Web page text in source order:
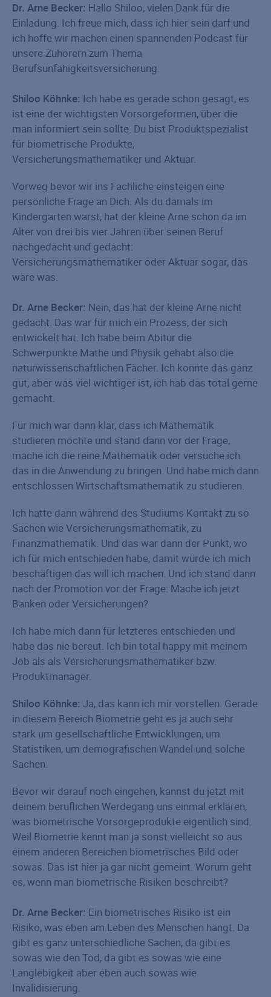
Dr. Arne Becker: Hallo Shiloo, vielen Dank für die
Einladung. Ich freue mich, dass ich hier sein darf und
ich hoffe wir machen einen spannenden Podcast für
unsere Zuhörern zum Thema
Berufsunfähigkeitsversicherung.
Shiloo Köhnke: Ich habe es gerade schon gesagt, es
ist eine der wichtigsten Vorsorgeformen, über die
man informiert sein sollte. Du bist Produktspezialist
für biometrische Produkte,
Versicherungsmathematiker und Aktuar.
Vorweg bevor wir ins Fachliche einsteigen eine
persönliche Frage an Dich. Als du damals im
Kindergarten warst, hat der kleine Arne schon da im
Alter von drei bis vier Jahren über seinen Beruf
nachgedacht und gedacht:
Versicherungsmathematiker oder Aktuar sogar, das
wäre was.
Dr. Arne Becker: Nein, das hat der kleine Arne nicht
gedacht. Das war für mich ein Prozess, der sich
entwickelt hat. Ich habe beim Abitur die
Schwerpunkte Mathe und Physik gehabt also die
naturwissenschaftlichen Fächer. Ich konnte das ganz
gut, aber was viel wichtiger ist, ich hab das total gerne
gemacht.
Für mich war dann klar, dass ich Mathematik
studieren möchte und stand dann vor der Frage,
mache ich die reine Mathematik oder versuche ich
das in die Anwendung zu bringen. Und habe mich dann
entschlossen Wirtschaftsmathematik zu studieren.
Ich hatte dann während des Studiums Kontakt zu so
Sachen wie Versicherungsmathematik, zu
Finanzmathematik. Und das war dann der Punkt, wo
ich für mich entschieden habe, damit würde ich mich
beschäftigen das will ich machen. Und ich stand dann
nach der Promotion vor der Frage: Mache ich jetzt
Banken oder Versicherungen?
Ich habe mich dann für letzteres entschieden und
habe das nie bereut. Ich bin total happy mit meinem
Job als als Versicherungsmathematiker bzw.
Produktmanager.
Shiloo Köhnke: Ja, das kann ich mir vorstellen. Gerade
in diesem Bereich Biometrie geht es ja auch sehr
stark um gesellschaftliche Entwicklungen, um
Statistiken, um demografischen Wandel und solche
Sachen.
Bevor wir darauf noch eingehen, kannst du jetzt mit
deinem beruflichen Werdegang uns einmal erklären,
was biometrische Vorsorgeprodukte eigentlich sind.
Weil Biometrie kennt man ja sonst vielleicht so aus
einem anderen Bereichen biometrisches Bild oder
sowas. Das ist hier ja gar nicht gemeint. Worum geht
es, wenn man biometrische Risiken beschreibt?
Dr. Arne Becker: Ein biometrisches Risiko ist ein
Risiko, was eben am Leben des Menschen hängt. Da
gibt es ganz unterschiedliche Sachen, da gibt es
sowas wie den Tod, da gibt es sowas wie eine
Langlebigkeit aber eben auch sowas wie
Invalidisierung.